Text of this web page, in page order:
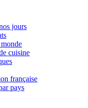
jours
cuisine
française
pays